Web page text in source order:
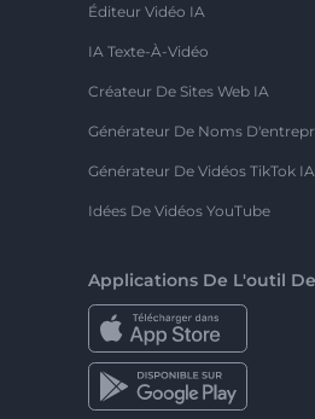
Éditeur Vidéo IA
IA Texte-À-Vidéo
Créateur De Sites Web IA
Générateur De Noms
Générateur De Vidéos TikTok IA
Idées De Vidéos YouTube
Applications De L'outil